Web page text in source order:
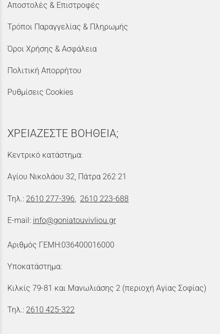
Αποστολές & Επιστροφές
Τρόποι Παραγγελίας & Πληρωμής
Όροι Χρήσης & Ασφάλεια
Πολιτική Απορρήτου
Ρυθμίσεις Cookies
ΧΡΕΙΑΖΕΣΤΕ ΒΟΗΘΕΙΑ;
Κεντρικό κατάστημα:
Αγίου Νικολάου 32, Πάτρα 262 21
Τηλ.: 2610 277-396 2610 223-688
E-mail: info@goniatouvivliou.gr
Αριθμός ΓΕΜΗ:036400016000
Υποκατάστημα:
Κιλκίς 79-81 και Μανωλιάσης 2 (περιοχή Αγίας Σοφίας)
Τηλ.: 2610 425-322